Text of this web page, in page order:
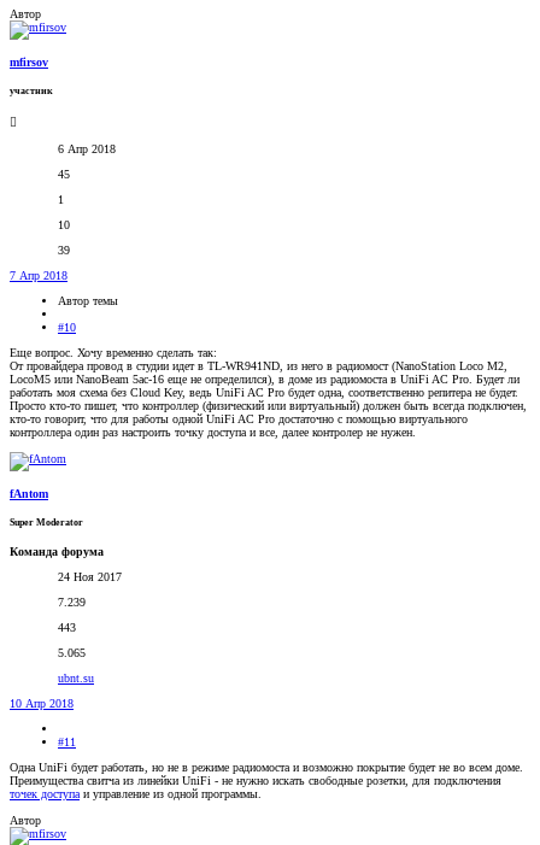
Автор
mfirsov
участник
6 Апр 2018
45
1
10
39
7 Апр 2018
Автор темы
#10
Еще вопрос. Хочу временно сделать так:
От провайдера провод в студии идет в TL-WR941ND, из него в радиомост (NanoStation Loco M2,
LocoM5 или NanoBeam 5ac-16 еще не определился), в доме из радиомоста в UniFi AC Pro. Будет ли
работать моя схема без Cloud Key, ведь UniFi AC Pro будет одна, соответственно репитера не будет.
Просто кто-то пишет, что контроллер (физический или виртуальный) должен быть всегда подключен,
кто-то говорит, что для работы одной UniFi AC Pro достаточно с помощью виртуального
контроллера один раз настроить точку доступа и все, далее контролер не нужен.
fAntom
Super Moderator
Команда форума
24 Ноя 2017
7.239
443
5.065
ubnt.su
10 Апр 2018
#11
Одна UniFi будет работать, но не в режиме радиомоста и возможно покрытие будет не во всем доме.
Преимущества свитча из линейки UniFi - не нужно искать свободные розетки, для подключения
точек доступа и управление из одной программы.
Автор